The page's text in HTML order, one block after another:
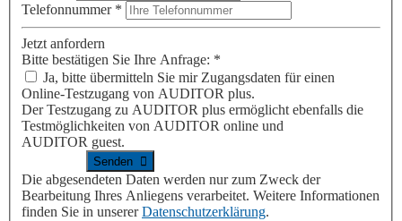
Telefonnummer *
Jetzt anfordern
Bitte bestätigen Sie Ihre Anfrage: *
Ja, bitte übermitteln Sie mir Zugangsdaten für einen
Online-Testzugang von AUDITOR plus.
Der Testzugang zu AUDITOR plus ermöglicht ebenfalls die
Testmöglichkeiten von AUDITOR online und
AUDITOR guest.
Die abgesendeten Daten werden nur zum Zweck der
Bearbeitung Ihres Anliegens verarbeitet. Weitere Informationen
finden Sie in unsererDatenschutzerklärung.